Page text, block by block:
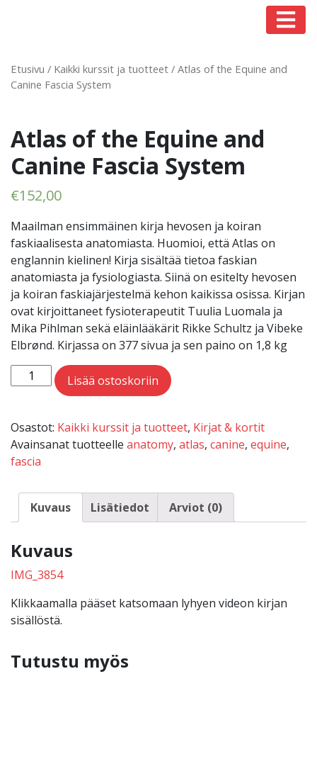
Etusivu / Kaikki kurssit ja tuotteet / Atlas of the Equine and
Canine Fascia System
Atlas of the Equine and
Canine Fascia System
€152,00
Maailman ensimmäinen kirja hevosen ja koiran
faskiaalisesta anatomiasta. Huomioi, että Atlas on
englannin kielinen! Kirja sisältää tietoa faskian
anatomiasta ja fysiologiasta. Siinä on esitelty hevosen
ja koiran faskiajärjestelmä kehon kaikissa osissa. Kirjan
ovat kirjoittaneet fysioterapeutit Tuulia Luomala ja
Mika Pihlman sekä eläinlääkärit Rikke Schultz ja Vibeke
Elbrønd. Kirjassa on 377 sivua ja sen paino on 1,8 kg
Atlas of the Equine and Canine Fascia System määrä
Lisää ostoskoriin
Osastot: Kaikki kurssit ja tuotteet, Kirjat & kortit
Avainsanat tuotteelle anatomy, atlas, canine, equine,
fascia
Kuvaus Lisätiedot Arviot (0)
Kuvaus
IMG_3854
Klikkaamalla pääset katsomaan lyhyen videon kirjan
sisällöstä.
Tutustu myös